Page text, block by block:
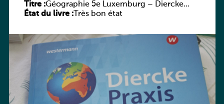
Titre :Géographie 5e Luxemburg – Diercke
Praxis
État du livre :Très bon état